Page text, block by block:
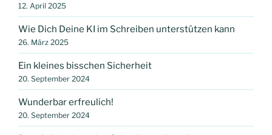
12. April 2025
Wie Dich Deine KI im Schreiben unterstützen kann
26. März 2025
Ein kleines bisschen Sicherheit
20. September 2024
Wunderbar erfreulich!
20. September 2024